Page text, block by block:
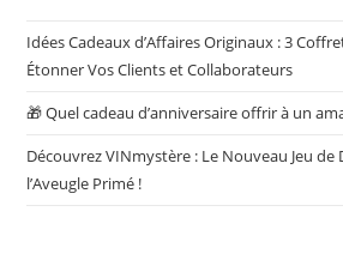
Idées Cadeaux d’Affaires Originaux : 3
Étonner Vos Clients et Collaborateurs
🎁 Quel cadeau d’anniversaire offrir à un
Découvrez VINmystère : Le Nouveau Jeu
l’Aveugle Primé !